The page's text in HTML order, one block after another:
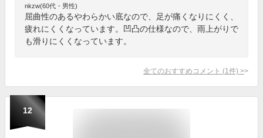
nkzw(60代・男性)
屈曲性のあるやわらかい底なので、足が痛くなりにくく、
疲れにくくなっています。凹凸の仕様なので、雨上がりで
も滑りにくくなっています。
全てのおすすめコメント (1 件) >
12